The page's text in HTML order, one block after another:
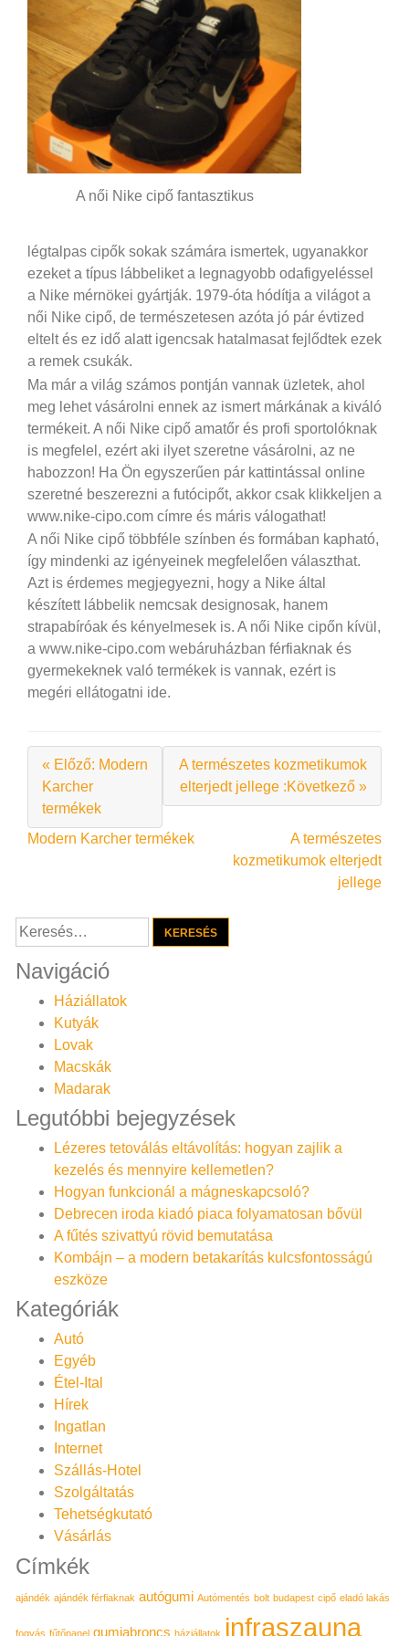
A női Nike cipő fantasztikus
légtalpas cipők sokak számára ismertek, ugyanakkor
ezeket a típus lábbeliket a legnagyobb odafigyeléssel
a Nike mérnökei gyártják. 1979-óta hódítja a világot a
női Nike cipő, de természetesen azóta jó pár évtized
eltelt és ez idő alatt igencsak hatalmasat fejlődtek ezek
a remek csukák.
Ma már a világ számos pontján vannak üzletek, ahol
meg lehet vásárolni ennek az ismert márkának a kiváló
termékeit. A női Nike cipő amatőr és profi sportolóknak
is megfelel, ezért aki ilyet szeretne vásárolni, az ne
habozzon! Ha Ön egyszerűen pár kattintással online
szeretné beszerezni a futócipőt, akkor csak klikkeljen a
www.nike-cipo.com címre és máris válogathat!
A női Nike cipő többféle színben és formában kapható,
így mindenki az igényeinek megfelelően választhat.
Azt is érdemes megjegyezni, hogy a Nike által
készített lábbelik nemcsak designosak, hanem
strapabíróak és kényelmesek is. A női Nike cipőn kívül,
a www.nike-cipo.com webáruházban férfiaknak és
gyermekeknek való termékek is vannak, ezért is
megéri ellátogatni ide.
« Előző: Modern
Karcher
termékek
A természetes kozmetikumok
elterjedt jellege :Következő »
Bejegyzés
Modern Karcher termékek
A természetes
kozmetikumok elterjedt
jellege
Keresés:
Navigáció
Háziállatok
Kutyák
Lovak
Macskák
Madarak
Legutóbbi bejegyzések
Lézeres tetoválás eltávolítás: hogyan zajlik a
kezelés és mennyire kellemetlen?
Hogyan funkcionál a mágneskapcsoló?
Debrecen iroda kiadó piaca folyamatosan bővül
A fűtés szivattyú rövid bemutatása
Kombájn – a modern betakarítás kulcsfontosságú
eszköze
Kategóriák
Autó
Egyéb
Étel-Ital
Hírek
Ingatlan
Internet
Szállás-Hotel
Szolgáltatás
Tehetségkutató
Vásárlás
Címkék
ajándék ajándék férfiaknak autógumi Autómentés bolt budapest cipő eladó lakás
fogyás fűtőpanel gumiabroncs háziállatok infraszauna